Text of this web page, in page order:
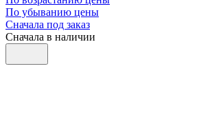
По убыванию цены
Сначала под заказ
Сначала в наличии